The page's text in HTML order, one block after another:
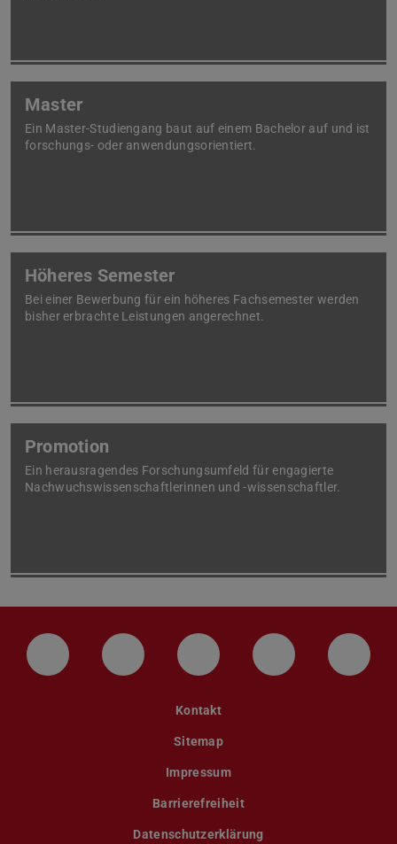
Master
Ein Master-Studiengang baut auf einem Bachelor auf und ist
forschungs- oder anwendungsorientiert.
Höheres Semester
Bei einer Bewerbung für ein höheres Fachsemester werden
bisher erbrachte Leistungen angerechnet.
Promotion
Ein herausragendes Forschungsumfeld für engagierte
Nachwuchswissenschaftlerinnen und -wissenschaftler.
LinkedIn-Seite der TU Darmstadt
Instagram-Kanal der TU
Bluesky-Kanal der TU
Facebook-
Kontakt
Sitemap
Impressum
Barrierefreiheit
Datenschutzerklärung